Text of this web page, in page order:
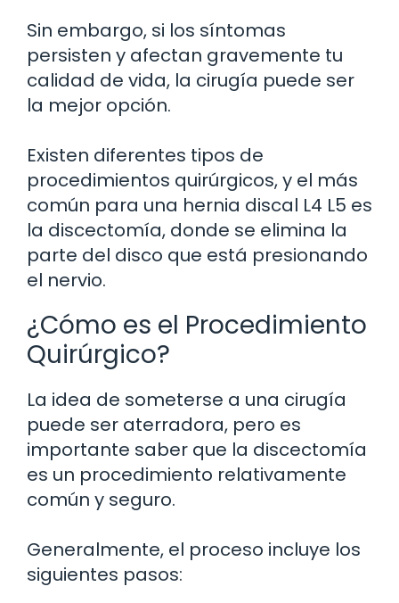
Sin embargo, si los síntomas
persisten y afectan gravemente tu
calidad de vida, la cirugía puede ser
la mejor opción.
Existen diferentes tipos de
procedimientos quirúrgicos, y el más
común para una hernia discal L4 L5 es
la discectomía, donde se elimina la
parte del disco que está presionando
el nervio.
¿Cómo es el Procedimiento
Quirúrgico?
La idea de someterse a una cirugía
puede ser aterradora, pero es
importante saber que la discectomía
es un procedimiento relativamente
común y seguro.
Generalmente, el proceso incluye los
siguientes pasos: